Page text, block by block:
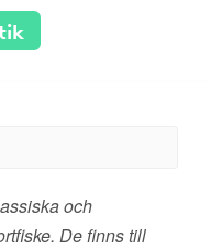
och
De finns till